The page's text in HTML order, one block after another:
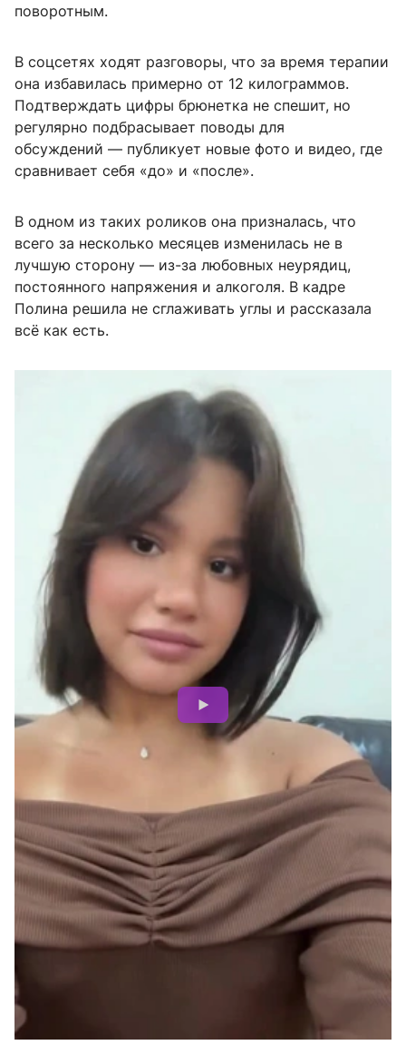
поворотным.
В соцсетях ходят разговоры, что за время терапии
она избавилась примерно от 12 килограммов.
Подтверждать цифры брюнетка не спешит, но
регулярно подбрасывает поводы для
обсуждений — публикует новые фото и видео, где
сравнивает себя «до» и «после».
В одном из таких роликов она призналась, что
всего за несколько месяцев изменилась не в
лучшую сторону — из-за любовных неурядиц,
постоянного напряжения и алкоголя. В кадре
Полина решила не сглаживать углы и рассказала
всё как есть.